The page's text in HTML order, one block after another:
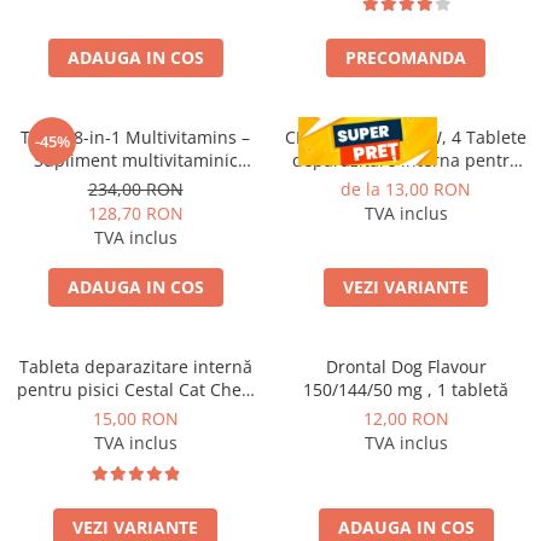
ADAUGA IN COS PRECOMANDA
-45%
Tipaw 8-in-1 Multivitamins –
Supliment multivitaminic
complet pentru câini, 60 de
comprimate masticabile moi,
Complex 8-în-1 cu vitamine,
minerale și nutrienți esențiali
pentru energie, imunitate și s
234,00 RON
128,70 RON
TVA inclus
ADAUGA IN COS
CESTAL PLUS CHEW, 4 Tablete
deparazitare interna pentru
caini
de la 13,00 RON
TVA inclus
VEZI VARIANTE
Tableta deparazitare internă
pentru pisici Cestal Cat Chew
2 comprimate
15,00 RON
TVA inclus
VEZI VARIANTE
Drontal Dog Flavour
150/144/50 mg , 1 tabletă
12,00 RON
TVA inclus
ADAUGA IN COS